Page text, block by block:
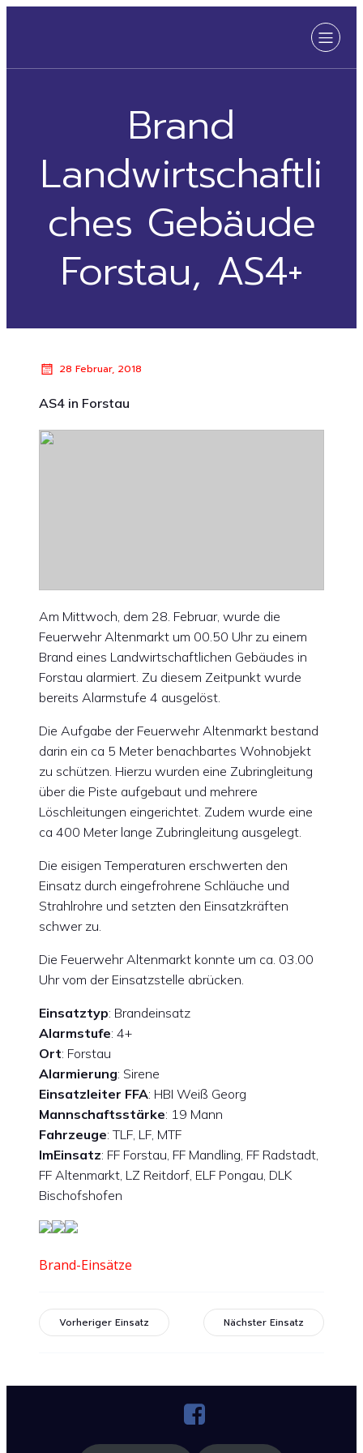
Brand
Landwirtschaftli
ches Gebäude
Forstau, AS4+
28 Februar, 2018
AS4 in Forstau
Am Mittwoch, dem 28. Februar, wurde die
Feuerwehr Altenmarkt um 00.50 Uhr zu einem
Brand eines Landwirtschaftlichen Gebäudes in
Forstau alarmiert. Zu diesem Zeitpunkt wurde
bereits Alarmstufe 4 ausgelöst.
Die Aufgabe der Feuerwehr Altenmarkt bestand
darin ein ca 5 Meter benachbartes Wohnobjekt
zu schützen. Hierzu wurden eine Zubringleitung
über die Piste aufgebaut und mehrere
Löschleitungen eingerichtet. Zudem wurde eine
ca 400 Meter lange Zubringleitung ausgelegt.
Die eisigen Temperaturen erschwerten den
Einsatz durch eingefrohrene Schläuche und
Strahlrohre und setzten den Einsatzkräften
schwer zu.
Die Feuerwehr Altenmarkt konnte um ca. 03.00
Uhr vom der Einsatzstelle abrücken.
Einsatztyp: Brandeinsatz
Alarmstufe: 4+
Ort: Forstau
Alarmierung: Sirene
Einsatzleiter FFA: HBI Weiß Georg
Mannschaftsstärke: 19 Mann
Fahrzeuge: TLF, LF, MTF
ImEinsatz: FF Forstau, FF Mandling, FF Radstadt,
FF Altenmarkt, LZ Reitdorf, ELF Pongau, DLK
Bischofshofen
Brand-Einsätze
Vorheriger Einsatz Nächster Einsatz